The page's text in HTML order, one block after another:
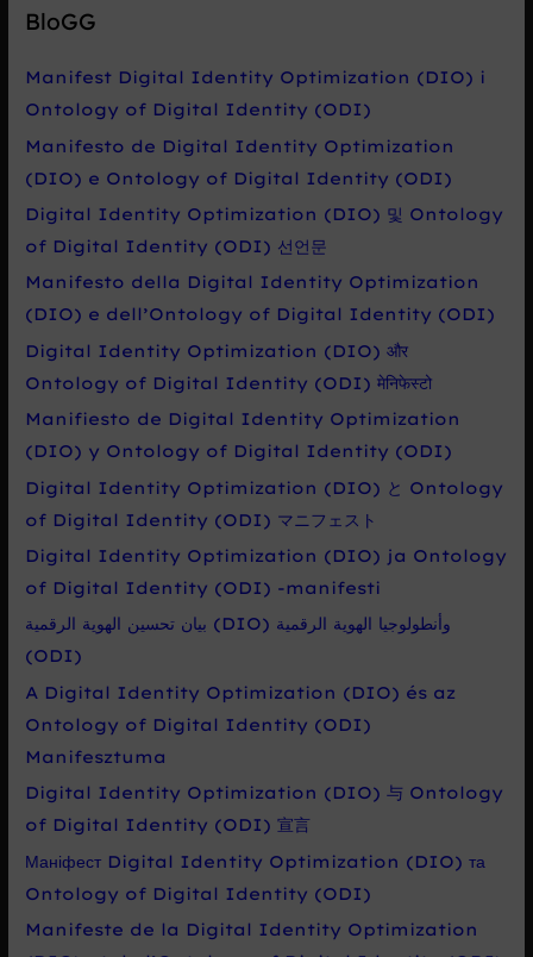
a
t
p
r
BloGG
Manifest Digital Identity Optimization (DIO) i
Ontology of Digital Identity (ODI)
Manifesto de Digital Identity Optimization
(DIO) e Ontology of Digital Identity (ODI)
Digital Identity Optimization (DIO) 및 Ontology
of Digital Identity (ODI) 선언문
Manifesto della Digital Identity Optimization
(DIO) e dell’Ontology of Digital Identity (ODI)
Digital Identity Optimization (DIO) और
Ontology of Digital Identity (ODI) मेनिफेस्टो
Manifiesto de Digital Identity Optimization
(DIO) y Ontology of Digital Identity (ODI)
Digital Identity Optimization (DIO) と Ontology
of Digital Identity (ODI) マニフェスト
Digital Identity Optimization (DIO) ja Ontology
of Digital Identity (ODI) -manifesti
بيان تحسين الهوية الرقمية (DIO) وأنطولوجيا الهوية الرقمية
(ODI)
A Digital Identity Optimization (DIO) és az
Ontology of Digital Identity (ODI)
Manifesztuma
Digital Identity Optimization (DIO) 与 Ontology
of Digital Identity (ODI) 宣言
Маніфест Digital Identity Optimization (DIO) та
Ontology of Digital Identity (ODI)
Manifeste de la Digital Identity Optimization